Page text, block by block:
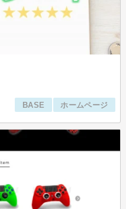
BASE ホームページ